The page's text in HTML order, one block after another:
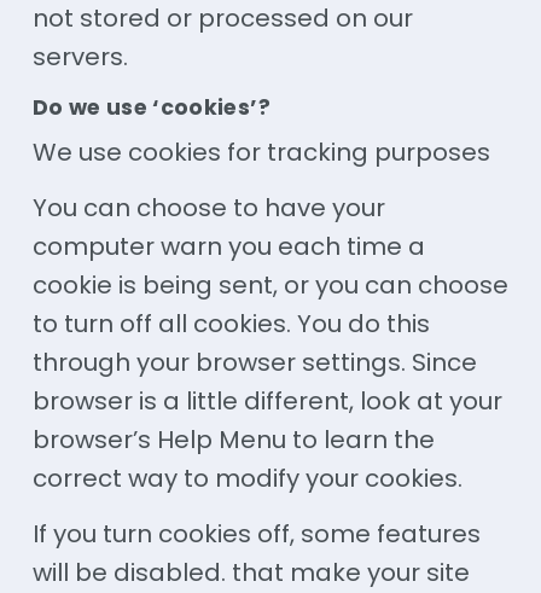
not stored or processed on our
servers.
Do we use ‘cookies’?
We use cookies for tracking purposes
You can choose to have your
computer warn you each time a
cookie is being sent, or you can choose
to turn off all cookies. You do this
through your browser settings. Since
browser is a little different, look at your
browser’s Help Menu to learn the
correct way to modify your cookies.
If you turn cookies off, some features
will be disabled. that make your site